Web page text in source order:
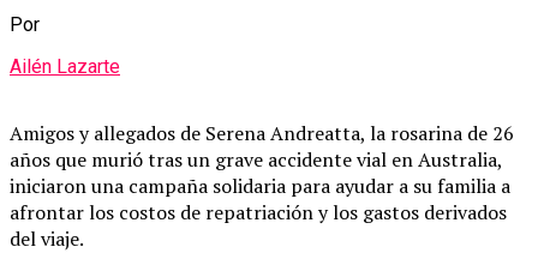
Por
Ailén Lazarte
Amigos y allegados de Serena Andreatta, la rosarina de 26
años que murió tras un grave accidente vial en Australia,
iniciaron una campaña solidaria para ayudar a su familia a
afrontar los costos de repatriación y los gastos derivados
del viaje.